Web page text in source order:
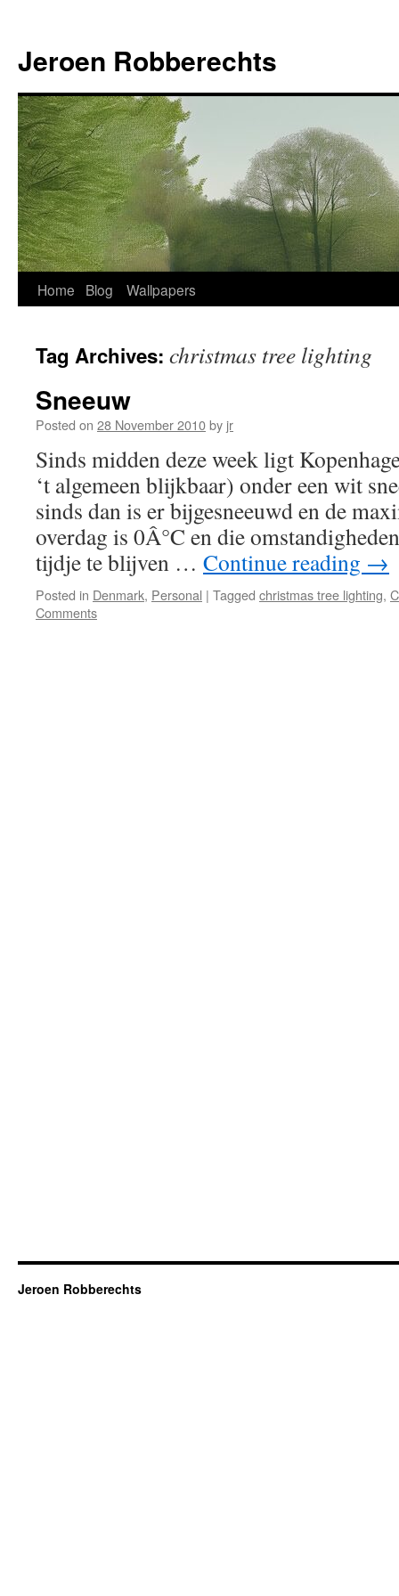
Jeroen Robberechts
Skip
content
Home Blog Wallpapers
Tag Archives: christmas tree lighting
Sneeuw
Posted on 28 November 2010by jr
Sinds midden deze week ligt
‘t algemeen blijkbaar) onder een wit
sinds dan is er bijgesneeuwd en de
overdag is 0Â°C en die
tijdje te blijven … Continue reading →
Posted in Denmark, Personal | Tagged christmas tree lighting,
Comments
Jeroen Robberechts